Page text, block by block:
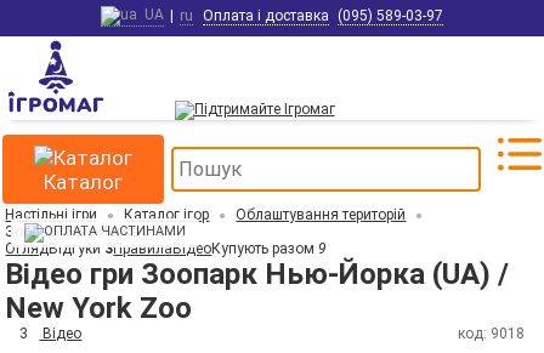
UA | ru Оплата і доставка (095) 589-03-97
Каталог
Настільні ігри Каталог ігор
Облаштування територій
Зоопарк Нью-Йорка (UA)
ОглядВідгуки 3ПравилаВідеоКупують разом 9
Відео гри Зоопарк Нью-Йорка (UA) /
New York Zoo
3 Відео код: 9018